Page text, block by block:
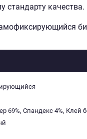
стандарту качества.
69%, Спандекс 4%, Клей